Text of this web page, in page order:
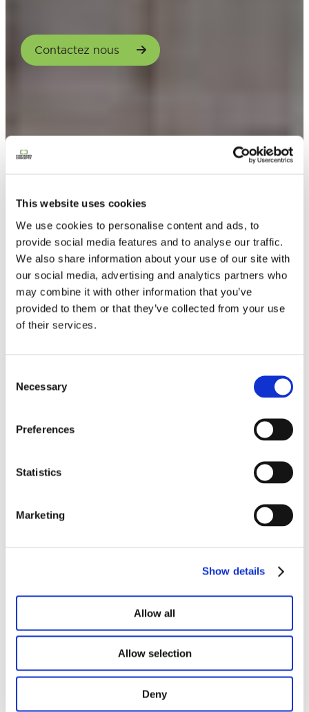
This website uses cookies
We use cookies to personalise content and ads, to
provide social media features and to analyse our traffic.
We also share information about your use of our site with
our social media, advertising and analytics partners who
may combine it with other information that you’ve
provided to them or that they’ve collected from your use
of their services.
Selection
Necessary
Preferences
Statistics
Marketing
Show details
Allow all
Allow selection
Deny
Contactez nous